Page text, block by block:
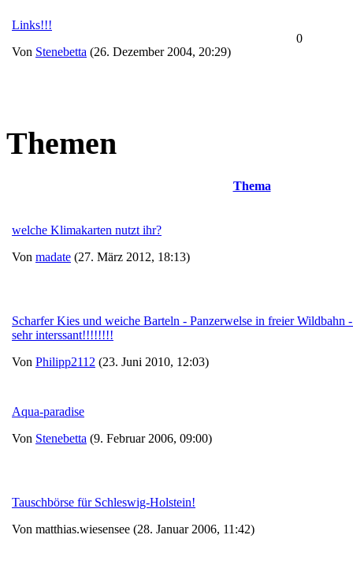
Links!!!
Von Stenebetta (26. Dezember 2004, 20:29)
0
Themen
Thema
welche Klimakarten nutzt ihr?
Von madate (27. März 2012, 18:13)
Scharfer Kies und weiche Barteln - Panzerwelse in freier
sehr interssant!!!!!!!!
Von Philipp2112 (23. Juni 2010, 12:03)
Aqua-paradise
Von Stenebetta (9. Februar 2006, 09:00)
Tauschbörse für Schleswig-Holstein!
Von matthias.wiesensee (28. Januar 2006, 11:42)